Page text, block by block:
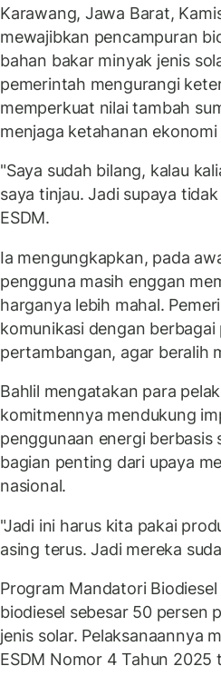
Karawang, Jawa Barat,
mewajibkan pencampuran
bahan bakar minyak jenis
pemerintah mengurangi
memperkuat nilai tambah
menjaga ketahanan
"Saya sudah bilang, kalau
saya tinjau. Jadi supaya
ESDM.
Ia mengungkapkan, pada
pengguna masih enggan
harganya lebih mahal.
komunikasi dengan
pertambangan, agar beralih
Bahlil mengatakan para
komitmennya mendukung
penggunaan energi berbasis
bagian penting dari upaya
nasional.
"Jadi ini harus kita pakai
asing terus. Jadi mereka
Program Mandatori
biodiesel sebesar 50 persen
jenis solar. Pelaksanaannya
ESDM Nomor 4 Tahun 2025